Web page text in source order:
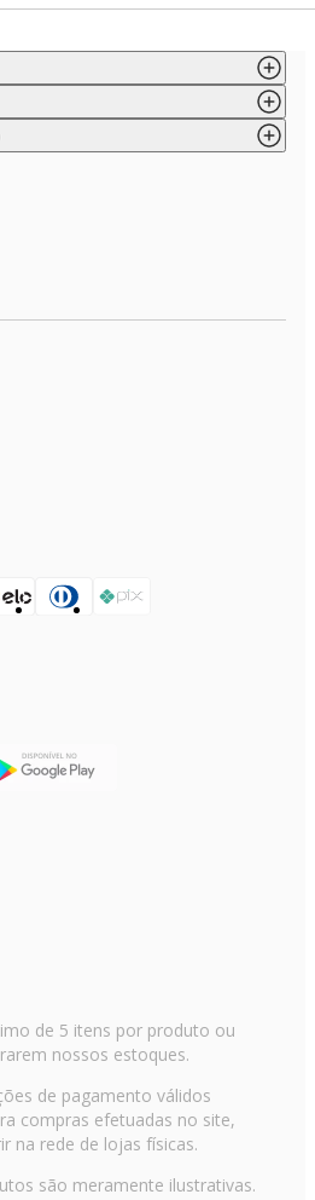
de 5 itens por produto ou
nossos estoques.
de pagamento válidos
compras efetuadas no site,
na rede de lojas físicas.
são meramente ilustrativas.